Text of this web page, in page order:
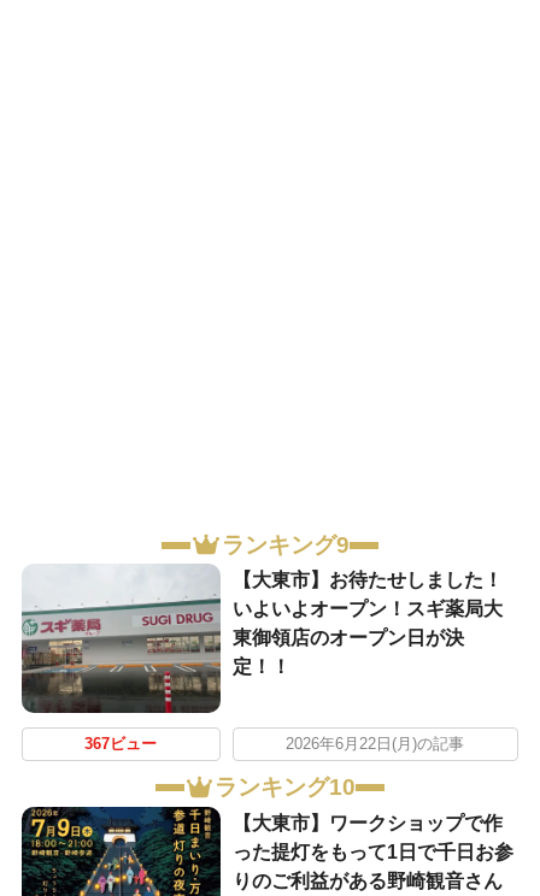
ランキング9
【大東市】お待たせしました！
いよいよオープン！スギ薬局大
東御領店のオープン日が決
定！！
367ビュー 2026年6月22日(月)の記事
ランキング10
【大東市】ワークショップで作
った提灯をもって1日で千日お参
りのご利益がある野崎観音さん